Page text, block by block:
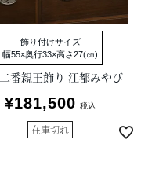
飾り付けサイズ
幅55×奥行33×高さ27(㎝)
番親王飾り 江都みやび
¥181,500 税込
在庫切れ